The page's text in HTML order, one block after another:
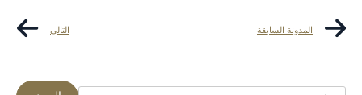
المدونة السابقة التالي